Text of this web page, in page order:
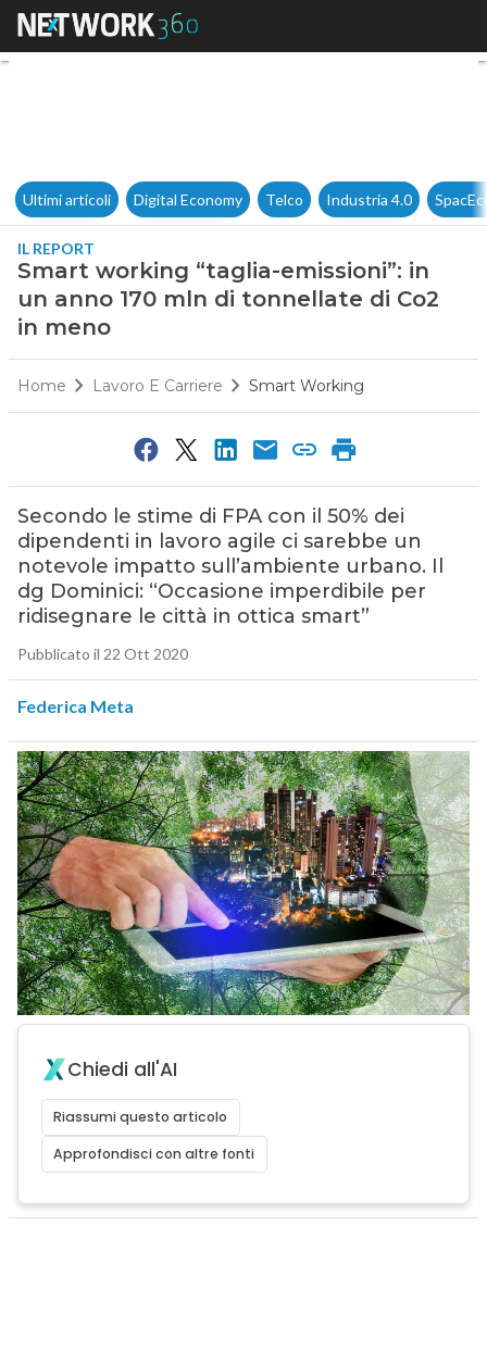
Smart working “taglia-
Ultimi articoli Digital Economy Telco Industria 4.0
IL REPORT
Smart working “taglia-emissioni”: in
un anno 170 mln di tonnellate di Co2
in meno
Home Lavoro E Carriere Smart Working
Secondo le stime di FPA con il 50% dei
dipendenti in lavoro agile ci sarebbe un
notevole impatto sull’ambiente urbano. Il
dg Dominici: “Occasione imperdibile per
ridisegnare le città in ottica smart”
Pubblicato il 22 Ott 2020
Federica Meta
Chiedi all'AI
Riassumi questo articolo
Approfondisci con altre fonti